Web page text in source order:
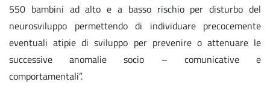
550 bambini ad alto e a basso rischio per disturbo del
neurosviluppo permettendo di individuare precocemente
eventuali atipie di sviluppo per prevenire o attenuare le
successive anomalie socio – comunicative e
comportamentali”.